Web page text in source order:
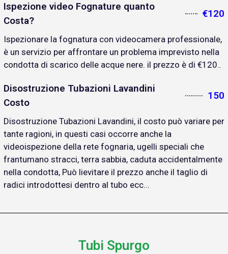
Ispezione video Fognature quanto
Costa?
€120
Ispezionare la fognatura con videocamera professionale,
è un servizio per affrontare un problema imprevisto nella
condotta di scarico delle acque nere. il prezzo è di €120..
Disostruzione Tubazioni Lavandini
Costo
150
Disostruzione Tubazioni Lavandini, il costo può variare per
tante ragioni, in questi casi occorre anche la
videoispezione della rete fognaria, ugelli speciali che
frantumano stracci, terra sabbia, caduta accidentalmente
nella condotta, Può lievitare il prezzo anche il taglio di
radici introdottesi dentro al tubo ecc...
Tubi Spurgo